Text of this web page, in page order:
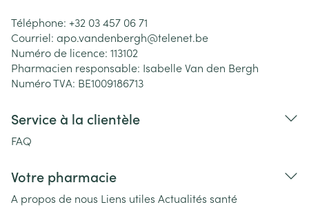
Téléphone: +32 03 457 06 71
Courriel: apo.vandenbergh@telenet.be
Numéro de licence: 113102
Pharmacien responsable: Isabelle Van den Bergh
Numéro TVA: BE1009186713
Service à la clientèle
FAQ
Votre pharmacie
A propos de nous Liens utiles Actualités santé